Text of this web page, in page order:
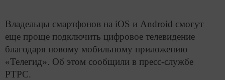
Владельцы смартфонов на iOS и Android смогут
еще проще подключить цифровое телевидение
благодаря новому мобильному приложению
«Телегид». Об этом сообщили в пресс-службе
РТРС.